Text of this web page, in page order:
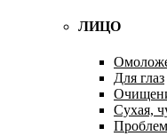
ЛИЦО
Для глаз
Сухая,